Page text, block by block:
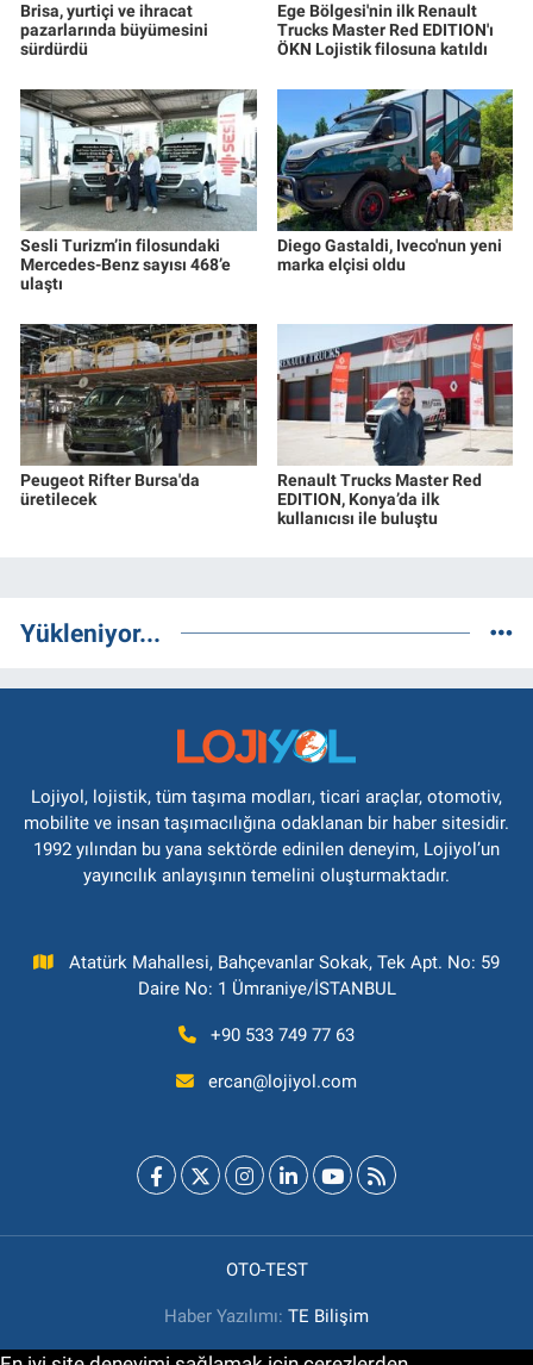
Brisa, yurtiçi ve ihracat
pazarlarında büyümesini
sürdürdü
Ege Bölgesi'nin ilk Renault
Trucks Master Red EDITION'ı
ÖKN Lojistik filosuna katıldı
Sesli Turizm’in filosundaki
Mercedes-Benz sayısı 468’e
ulaştı
Diego Gastaldi, Iveco'nun yeni
marka elçisi oldu
Peugeot Rifter Bursa'da
üretilecek
Renault Trucks Master Red
EDITION, Konya’da ilk
kullanıcısı ile buluştu
Yükleniyor...
Lojiyol, lojistik, tüm taşıma modları, ticari araçlar, otomotiv,
mobilite ve insan taşımacılığına odaklanan bir haber sitesidir.
1992 yılından bu yana sektörde edinilen deneyim, Lojiyol’un
yayıncılık anlayışının temelini oluşturmaktadır.
Atatürk Mahallesi, Bahçevanlar Sokak, Tek Apt. No: 59
Daire No: 1 Ümraniye/İSTANBUL
+90 533 749 77 63
ercan@lojiyol.com
OTO-TEST
Haber Yazılımı: TE Bilişim